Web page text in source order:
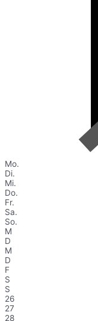
Mo.
Di.
Mi.
Do.
Fr.
Sa.
So.
M
D
M
D
F
S
S
26
27
28